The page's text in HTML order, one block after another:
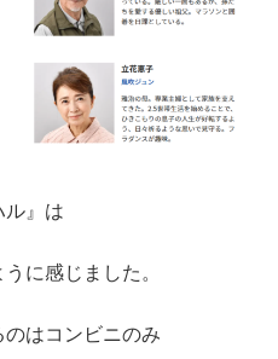
』は
に感じました。
はコンビニのみ